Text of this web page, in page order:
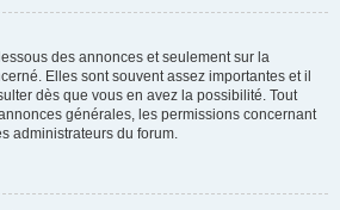
des annonces et seulement sur la
Elles sont souvent assez importantes et il
dès que vous en avez la possibilité. Tout
générales, les permissions concernant
administrateurs du forum.